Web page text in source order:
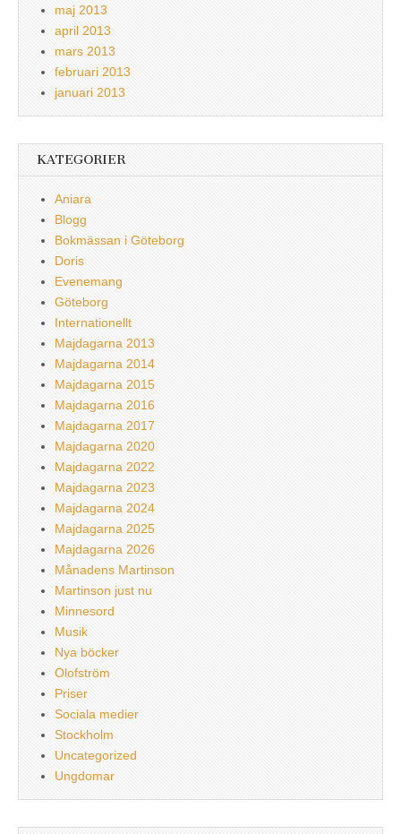
maj 2013
april 2013
mars 2013
februari 2013
januari 2013
KATEGORIER
Aniara
Blogg
Bokmässan i Göteborg
Doris
Evenemang
Göteborg
Internationellt
Majdagarna 2013
Majdagarna 2014
Majdagarna 2015
Majdagarna 2016
Majdagarna 2017
Majdagarna 2020
Majdagarna 2022
Majdagarna 2023
Majdagarna 2024
Majdagarna 2025
Majdagarna 2026
Månadens Martinson
Martinson just nu
Minnesord
Musik
Nya böcker
Olofström
Priser
Sociala medier
Stockholm
Uncategorized
Ungdomar